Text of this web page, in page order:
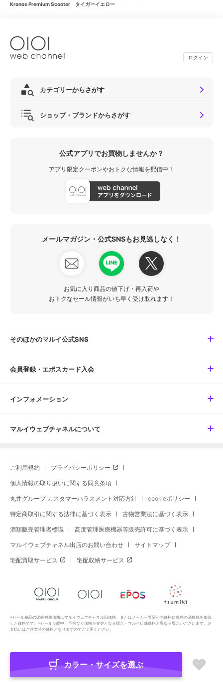
Kronos Premium Scooter タイガーイエロー
ログイン
カテゴリーからさがす
ショップ・ブランドからさがす
公式アプリでお買物しませんか？
アプリ限定クーポンやおトクな情報を配信中！
メールマガジン・公式SNSもお見逃しなく！
お気に入り商品の値下げ・再入荷や
おトクなセール情報がいち早く受け取れます！
そのほかのマルイ公式SNS
会員登録・エポスカード入会
インフォメーション
マルイウェブチャネルについて
ご利用規約 プライバシーポリシー
個人情報の取り扱いに関する同意条項
丸井グループ カスタマーハラスメント対応方針 cookieポリシー
特定商取引に関する法律に基づく表示 古物営業法に基づく表示
酒類販売管理者標識 高度管理医療機器等販売許可に基づく表示
マルイウェブチャネル出店のお問い合わせ サイトマップ
宅配買取サービス 宅配収納サービス
※セール商品の比較対象価格はマルイウェブチャネル旧価格、またはメーカー希望小売価格に現在の消費税を加算
した価格です。※セール期間中、予告なく価格が変更となる場合・マルイ店舗価格と異なる場合がございます。お
支払いはご注文時の価格となりますのでご了承ください。
Copyright All Rights Reserved. MARUI Co., Ltd
カラー・サイズを選ぶ